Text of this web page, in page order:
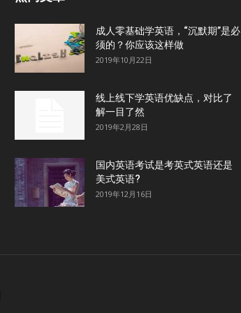
成人零基础学英语，“沉默期”是必
须的？你应该这样做
2019年10月22日
线上线下学英语优缺点，对比了
解一目了然
2019年2月28日
国内英语考试是考英式英语还是
美式英语?
2019年12月16日